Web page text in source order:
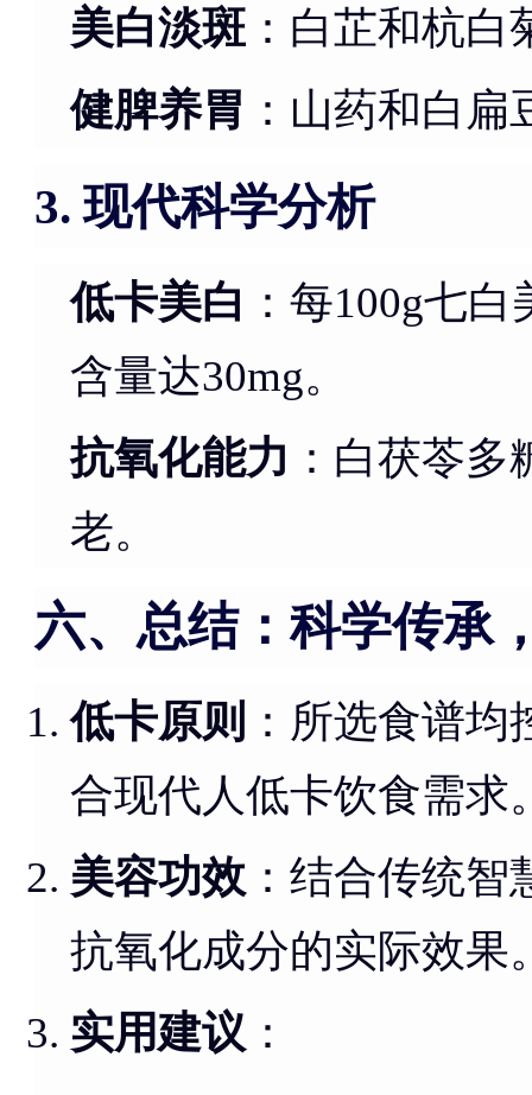
美白淡斑 ：白芷和杭
健脾养胃 ：山药和白
3. 现代科学分析
低卡美白 ：每100g七
含量达30mg。
抗氧化能力 ：白茯苓
老。
六、总结：科学传承
低卡原则 ：所选食谱
合现代人低卡饮食需求
美容功效 ：结合传统
抗氧化成分的实际效果
实用建议 ：